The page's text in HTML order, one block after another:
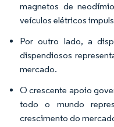
magnetos de
veículos elétricos
Por outro lado, a
dispendiosos
mercado.
O crescente apoio
todo o mundo
crescimento do